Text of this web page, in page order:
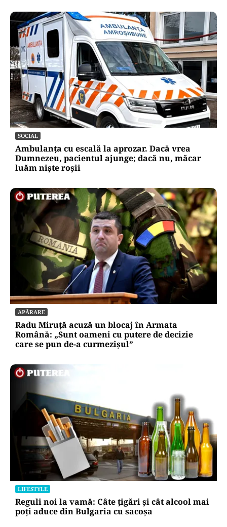
SOCIAL
Ambulanța cu escală la aprozar. Dacă vrea
Dumnezeu, pacientul ajunge; dacă nu, măcar
luăm niște roșii
APĂRARE
Radu Miruță acuză un blocaj în Armata
Română: „Sunt oameni cu putere de decizie
care se pun de-a curmezișul”
LIFESTYLE
Reguli noi la vamă: Câte țigări și cât alcool mai
poți aduce din Bulgaria cu sacoșa